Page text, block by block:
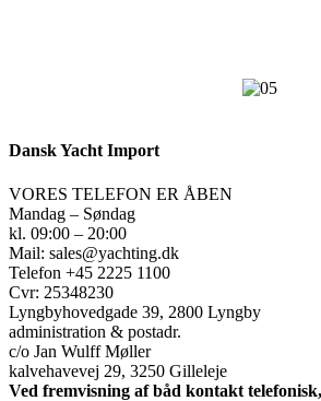
Dansk Yacht Import
VORES TELEFON ER ÅBEN
Mandag – Søndag
kl. 09:00 – 20:00
Mail: sales@yachting.dk
Telefon +45 2225 1100
Cvr: 25348230
Lyngbyhovedgade 39, 2800 Lyngby
administration & postadr.
c/o Jan Wulff Møller
kalvehavevej 29, 3250 Gilleleje
Ved fremvisning af båd kontakt